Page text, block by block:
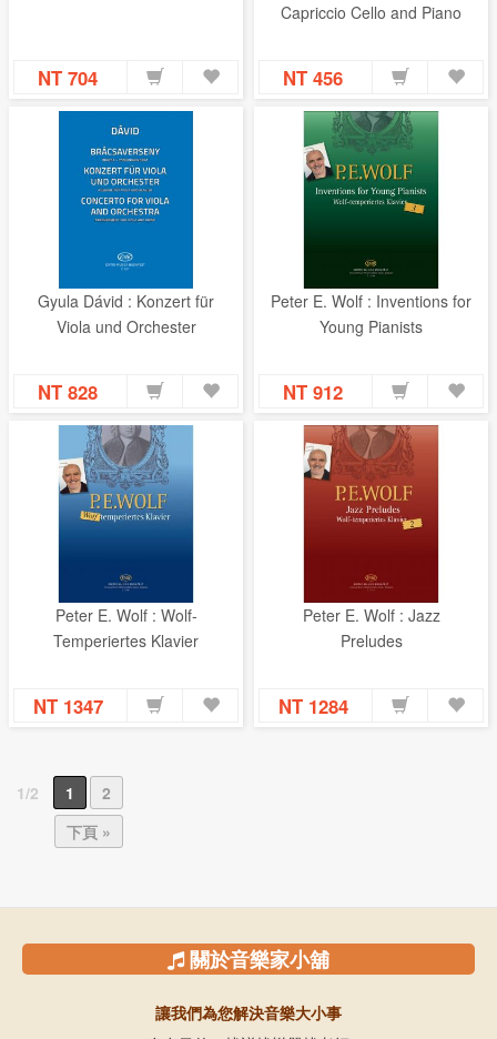
NT 704
Capriccio Cello and Piano
NT 456
Gyula Dávid : Konzert für
Viola und Orchester
NT 828
Peter E. Wolf : Inventions for
Young Pianists
NT 912
Peter E. Wolf : Wolf-
Temperiertes Klavier
NT 1347
Peter E. Wolf : Jazz
Preludes
NT 1284
1/2 1
2
下頁 »
關於音樂家小舖
讓我們為您解決音樂大小事